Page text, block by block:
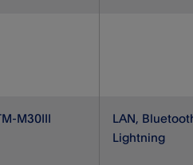
M30III LAN,
Lightning